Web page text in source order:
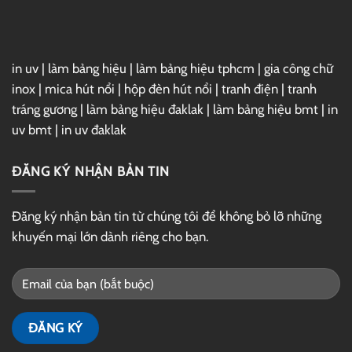
in uv | làm bảng hiệu | làm bảng hiệu tphcm | gia công chữ
inox | mica hút nổi | hộp đèn hút nổi | tranh điện | tranh
tráng gương | làm bảng hiệu đaklak | làm bảng hiệu bmt | in
uv bmt | in uv đaklak
ĐĂNG KÝ NHẬN BẢN TIN
Đăng ký nhận bản tin từ chúng tôi để không bỏ lỡ những
khuyến mại lớn dành riêng cho bạn.